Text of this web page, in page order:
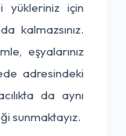
yükleriniz için
kalmazsınız.
eşyalarınız
adresindeki
da aynı
sunmaktayız.